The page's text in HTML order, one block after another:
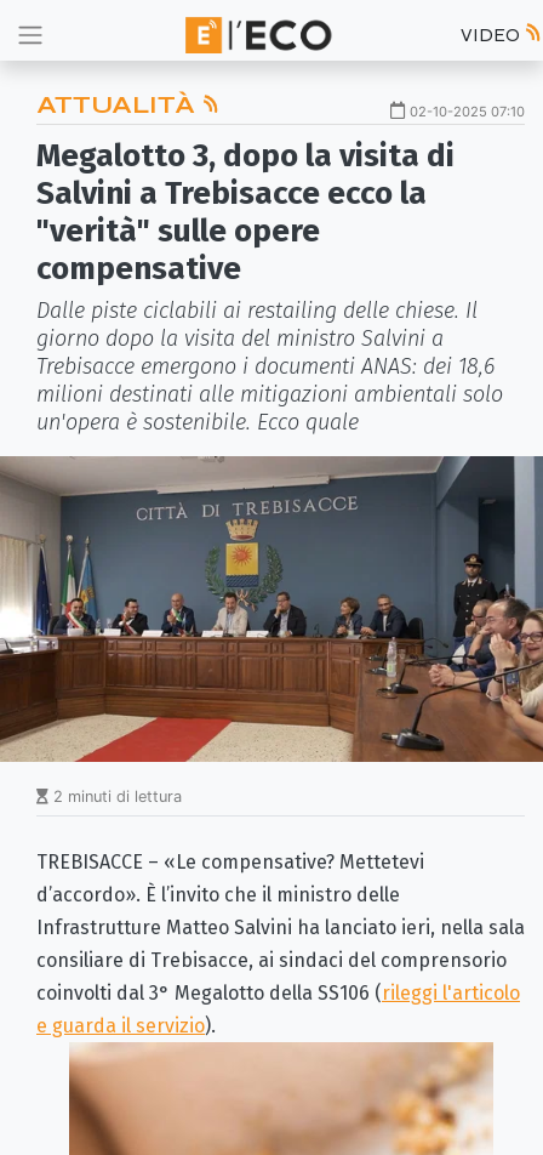
VIDEO
ATTUALITÀ 02-10-2025 07:10
Megalotto 3, dopo la visita di
Salvini a Trebisacce ecco la
"verità" sulle opere
compensative
Dalle piste ciclabili ai restailing delle chiese. Il
giorno dopo la visita del ministro Salvini a
Trebisacce emergono i documenti ANAS: dei 18,6
milioni destinati alle mitigazioni ambientali solo
un'opera è sostenibile. Ecco quale
2 minuti di lettura
TREBISACCE – «Le compensative? Mettetevi
d’accordo». È l’invito che il ministro delle
Infrastrutture Matteo Salvini ha lanciato ieri, nella sala
consiliare di Trebisacce, ai sindaci del comprensorio
coinvolti dal 3° Megalotto della SS106 ( rileggi l'articolo
e guarda il servizio).